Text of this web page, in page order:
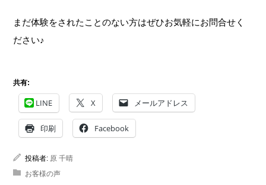
まだ体験をされたことのない方はぜひお気軽にお問合せく
ださい♪
共有:
LINE X メールアドレス
印刷 Facebook
投稿者: 原 千晴
お客様の声